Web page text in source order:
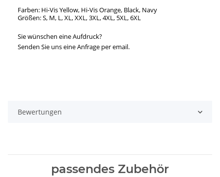
Farben: Hi-Vis Yellow, Hi-Vis Orange, Black, Navy
Größen: S, M, L, XL, XXL, 3XL, 4XL, 5XL, 6XL
Sie wünschen eine Aufdruck?
Senden Sie uns eine Anfrage per email.
Bewertungen
passendes Zubehör